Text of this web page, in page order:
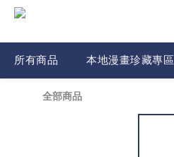
所有商品 本地漫畫珍藏專區
全部商品